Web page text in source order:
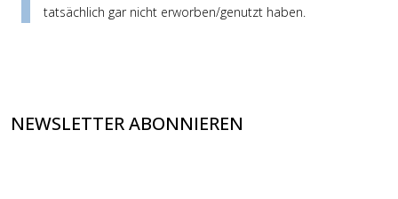
tatsächlich gar nicht erworben/genutzt haben.
NEWSLETTER ABONNIEREN